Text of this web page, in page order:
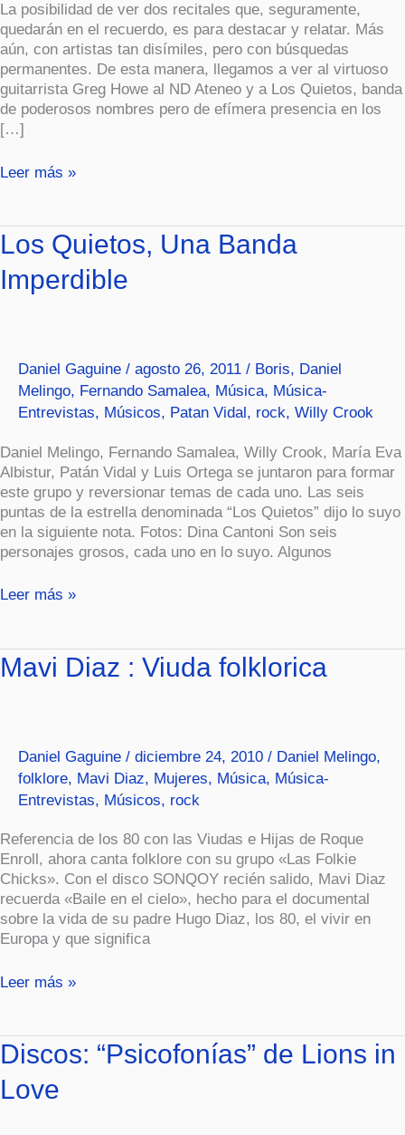
La posibilidad de ver dos recitales que, seguramente,
quedarán en el recuerdo, es para destacar y relatar. Más
aún, con artistas tan disímiles, pero con búsquedas
permanentes. De esta manera, llegamos a ver al virtuoso
guitarrista Greg Howe al ND Ateneo y a Los Quietos, banda
de poderosos nombres pero de efímera presencia en los
[…]
Leer más »
Los Quietos, Una Banda
Imperdible
Daniel Gaguine / agosto 26, 2011 / Boris, Daniel
Melingo, Fernando Samalea, Música, Música-
Entrevistas, Músicos, Patan Vidal , rock, Willy Crook
Daniel Melingo, Fernando Samalea, Willy Crook, María Eva
Albistur, Patán Vidal y Luis Ortega se juntaron para formar
este grupo y reversionar temas de cada uno. Las seis
puntas de la estrella denominada “Los Quietos” dijo lo suyo
en la siguiente nota. Fotos: Dina Cantoni Son seis
personajes grosos, cada uno en lo suyo. Algunos
Los
Quietos,
Una
Banda
Leer más »
Mavi Diaz : Viuda folklorica
Daniel Gaguine / diciembre 24, 2010 / Daniel Melingo,
folklore, Mavi Diaz, Mujeres, Música, Música-
Entrevistas, Músicos, rock
Referencia de los 80 con las Viudas e Hijas de Roque
Enroll, ahora canta folklore con su grupo «Las Folkie
Chicks». Con el disco SONQOY recién salido, Mavi Diaz
recuerda «Baile en el cielo», hecho para el documental
sobre la vida de su padre Hugo Diaz, los 80, el vivir en
Europa y que significa
Mavi
Diaz
Leer más »
Discos: “Psicofonías” de Lions in
Love
Discos:
“Psicofonías”
de